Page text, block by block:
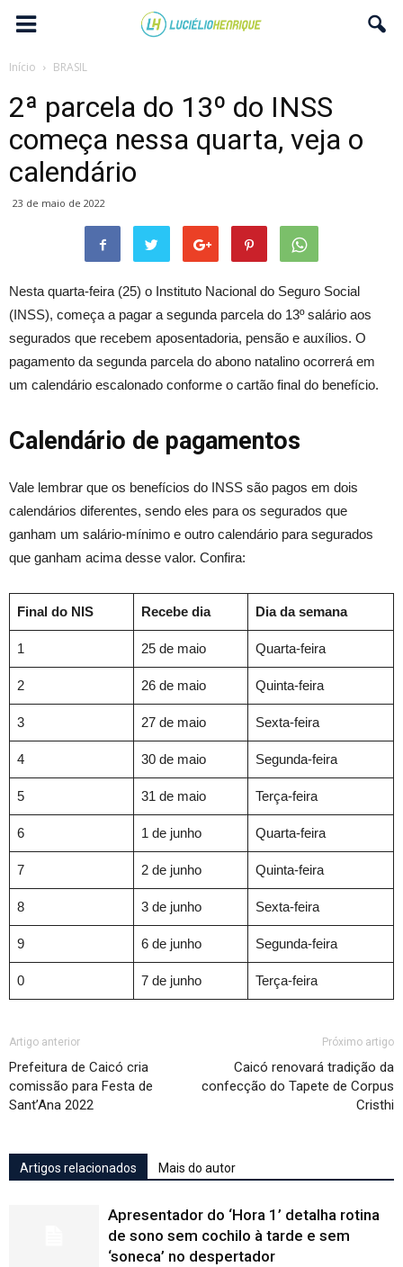
Início BRASIL
2ª parcela do 13º do INSS
começa nessa quarta, veja o
calendário
23 de maio de 2022
Nesta quarta-feira (25) o Instituto Nacional do Seguro Social
(INSS), começa a pagar a segunda parcela do 13º salário aos
segurados que recebem aposentadoria, pensão e auxílios. O
pagamento da segunda parcela do abono natalino ocorrerá em
um calendário escalonado conforme o cartão final do benefício.
Calendário de pagamentos
Vale lembrar que os benefícios do INSS são pagos em dois
calendários diferentes, sendo eles para os segurados que
ganham um salário-mínimo e outro calendário para segurados
que ganham acima desse valor. Confira:
Final do NIS Recebe dia Dia da semana
1 25 de maio Quarta-feira
2 26 de maio Quinta-feira
3 27 de maio Sexta-feira
4 30 de maio Segunda-feira
5 31 de maio Terça-feira
6 1 de junho Quarta-feira
7 2 de junho Quinta-feira
8 3 de junho Sexta-feira
9 6 de junho Segunda-feira
0 7 de junho Terça-feira
Artigo anterior
Prefeitura de Caicó cria
comissão para Festa de
Sant’Ana 2022
Próximo artigo
Caicó renovará tradição da
confecção do Tapete de Corpus
Cristhi
Artigos relacionados Mais do autor
Apresentador do ‘Hora 1’ detalha rotina
de sono sem cochilo à tarde e sem
‘soneca’ no despertador